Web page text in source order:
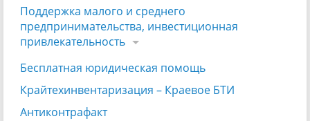
Поддержка малого и среднего
предпринимательства, инвестиционная
привлекательность
Бесплатная юридическая помощь
Крайтехинвентаризация – Краевое БТИ
Антиконтрафакт